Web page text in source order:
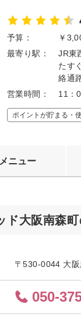
予算：
￥
最寄り駅：
JR東
たす
絡通
営業時間：
11：
ポイントが貯まる・
メニュー
ド大阪南森
〒530-0044 大
050-